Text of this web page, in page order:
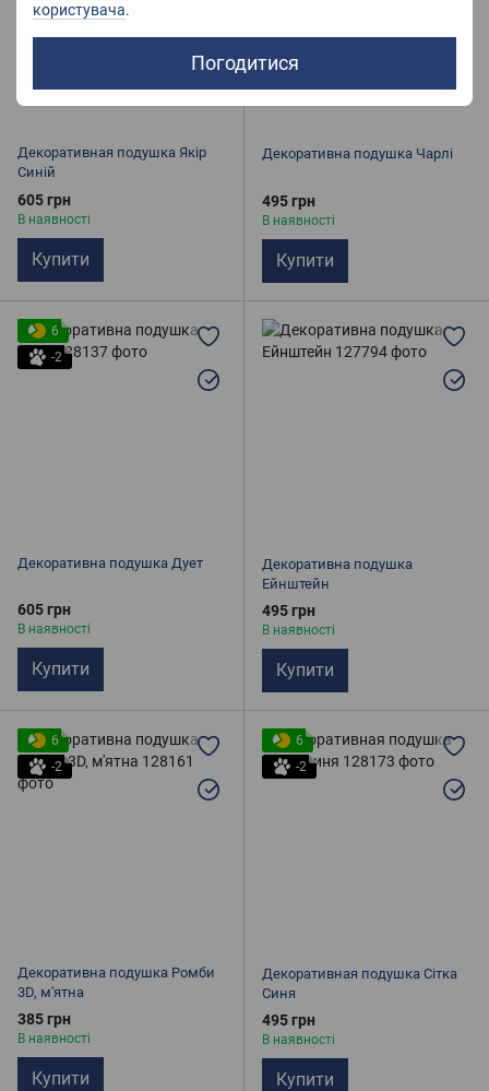
користувача.
Погодитися
Декоративная подушка Якір
Синій
605 грн
В наявності
Купити
Декоративна подушка Чарлі
495 грн
В наявності
Купити
6
-2
Декоративна подушка Дует
605 грн
В наявності
Купити
Декоративна подушка
Ейнштейн
495 грн
В наявності
Купити
6
-2
Декоративна подушка Ромби
3D, м'ятна
385 грн
В наявності
Купити
6
-2
Декоративная подушка Сітка
Синя
495 грн
В наявності
Купити